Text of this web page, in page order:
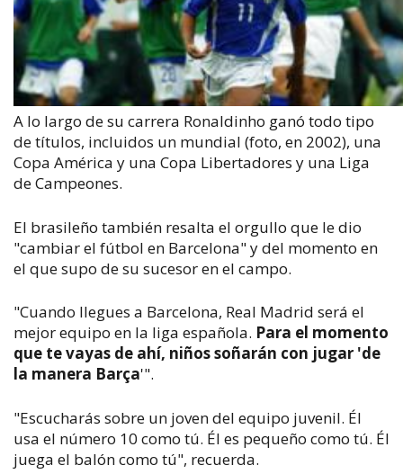
A lo largo de su carrera Ronaldinho ganó todo tipo
de títulos, incluidos un mundial (foto, en 2002), una
Copa América y una Copa Libertadores y una Liga
de Campeones.
El brasileño también resalta el orgullo que le dio
"cambiar el fútbol en Barcelona" y del momento en
el que supo de su sucesor en el campo.
"Cuando llegues a Barcelona, Real Madrid será el
mejor equipo en la liga española. Para el momento
que te vayas de ahí, niños soñarán con jugar 'de
la manera Barça'".
"Escucharás sobre un joven del equipo juvenil. Él
usa el número 10 como tú. Él es pequeño como tú. Él
juega el balón como tú", recuerda.